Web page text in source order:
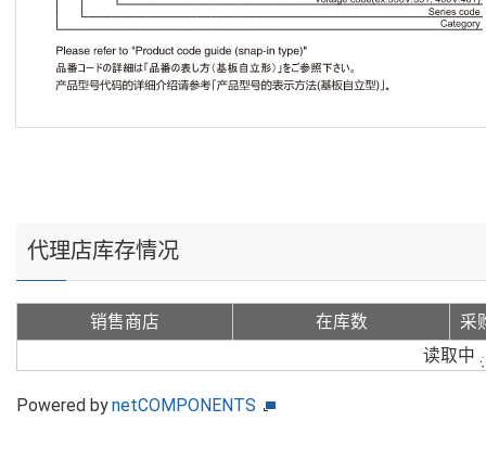
代理店库存情况
销售商店 在库数
采
读取中
Powered bynetCOMPONENTS